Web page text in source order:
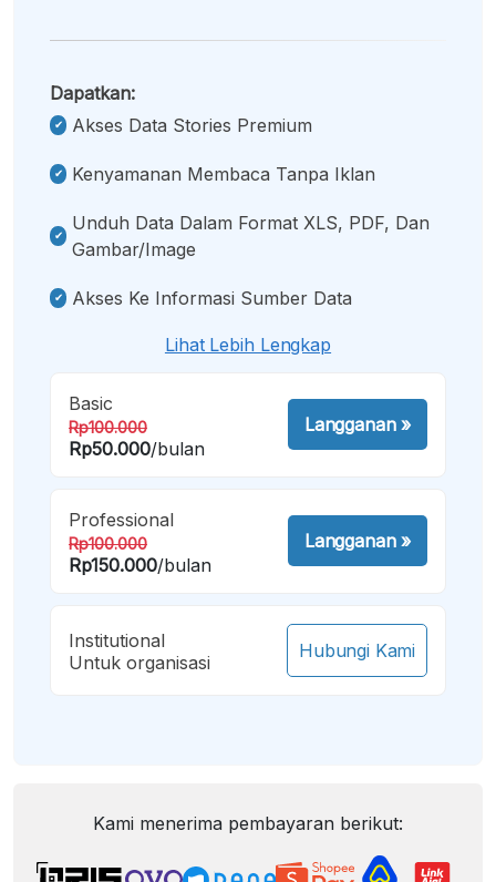
Dapatkan:
Akses Data Stories Premium
Kenyamanan Membaca Tanpa Iklan
Unduh Data Dalam Format XLS, PDF, Dan
Gambar/image
Akses Ke Informasi Sumber Data
Lihat Lebih Lengkap
Basic
Rp100.000
Rp50.000/bulan
Langganan»
Professional
Rp100.000
Rp150.000/bulan
Langganan»
Institutional
Untuk organisasi
Hubungi Kami
Kami menerima pembayaran berikut: